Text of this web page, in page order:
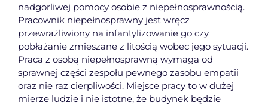
nadgorliwej pomocy osobie z niepełnosprawnością.
Pracownik niepełnosprawny jest wręcz
przewrażliwiony na infantylizowanie go czy
pobłażanie zmieszane z litością wobec jego sytuacji.
Praca z osobą niepełnosprawną wymaga od
sprawnej części zespołu pewnego zasobu empatii
oraz nie raz cierpliwości. Miejsce pracy to w dużej
mierze ludzie i nie istotne, że budynek będzie